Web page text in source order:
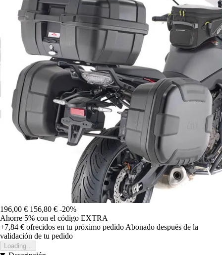
196,00 € 156,80 € -20%
Ahorre 5% con el código EXTRA
+7,84 € ofrecidos en tu próximo pedido Abonado después de la
validación de tu pedido
Loading...